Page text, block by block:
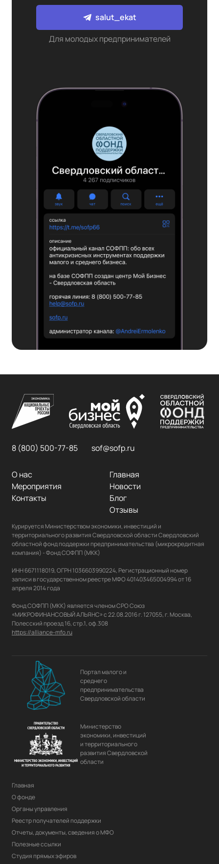
salut_ekat
Для молодых предпринимателей
8 (800) 500-77-85 sof@sofp.ru
Главная
О нас
Новости
Мероприятия
Блог
Контакты
Отзывы
Курируется Министерством экономики, инвестиций и
территориального развития Свердловской области Свердловский
областной фонд поддержки предпринимательства (микрокредитная
компания) - Фонд СОФПП (МКК)
ИНН 6671118019, ОГРН 1036603990224, Регистрационный номер
записи в государственном реестре МФО 401403465004994 от 16
апреля 2014 года
Фонд СОФПП (МКК) является членом СРО Союз
«МИКРОФИНАНСОВЫЙ АЛЬЯНС» с 22.08.2016 г. 127055, г. Москва,
https://alliance-mfo.ru
Портал малого и
среднего
предпринимательства
Свердловской области
Министерство
экономики, инвестиций
и территориального
развития Свердловской
области
Главная
О фонде
Органы управления
Реестр получателей поддержки
Отчеты, документы, сведения о МФО
Полезные ссылки
Студия прямых эфиров